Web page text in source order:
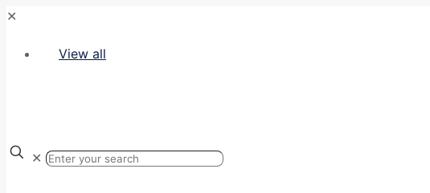
✕
View all
✕